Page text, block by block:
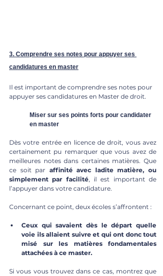
3. Comprendre ses notes pour appuyer ses
candidatures en master
Il est important de comprendre ses notes pour
appuyer ses candidatures en Master de droit.
Miser sur ses points forts pour candidater
en master
Dès votre entrée en licence de droit, vous avez
certainement pu remarquer que vous avez de
meilleures notes dans certaines matières. Que
ce soit par affinité avec ladite matière, ou
simplement par facilité, il est important de
l’appuyer dans votre candidature.
Concernant ce point, deux écoles s’affrontent :
Ceux qui savaient dès le départ quelle
voie ils allaient suivre et qui ont donc tout
misé sur les matières fondamentales
attachées à ce master.
Si vous vous trouvez dans ce cas, montrez que